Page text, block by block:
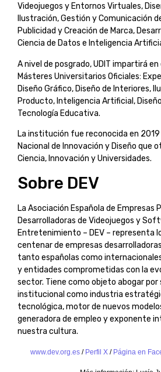
Videojuegos y Entornos Virtuales,
Ilustración, Gestión y Comunicación
Publicidad y Creación de Marca,
Ciencia de Datos e Inteligencia
A nivel de posgrado, UDIT impartirá
Másteres Universitarios Oficiales:
Diseño Gráfico, Diseño de Interiores,
Producto, Inteligencia Artificial,
Tecnología Educativa.
La institución fue reconocida en 2019
Nacional de Innovación y Diseño que
Ciencia, Innovación y Universidades.
Sobre DEV
La Asociación Española de Empresas
Desarrolladoras de Videojuegos y
Entretenimiento – DEV – representa
centenar de empresas
tanto españolas como
y entidades comprometidas con la
sector. Tiene como objeto abogar
institucional como industria
tecnológica, motor de nuevos
generadora de empleo y exponente
nuestra cultura.
www.dev.org.es / Perfil X / Página en